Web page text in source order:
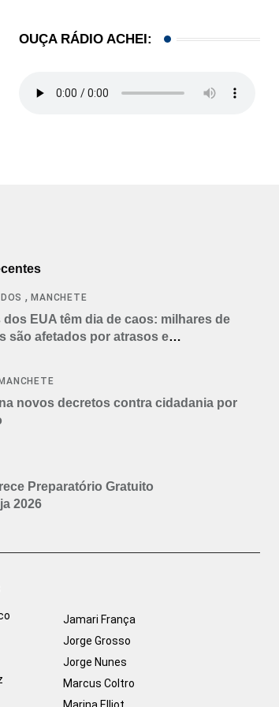
OUÇA RÁDIO ACHEI:
,MANCHETE
EUA têm dia de caos: milhares de
são afetados por atrasos e
MANCHETE
novos decretos contra cidadania por
Preparatório Gratuito
2026
Jamari França
Jorge Grosso
Jorge Nunes
Marcus Coltro